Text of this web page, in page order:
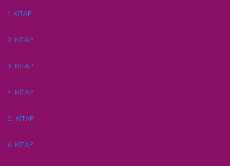
1. KİTAP
2. KİTAP
3. KİTAP
4. KİTAP
5. KİTAP
6. KİTAP